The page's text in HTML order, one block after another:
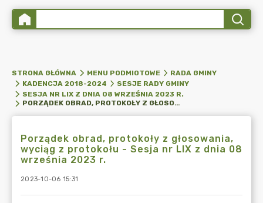
STRONA GŁÓWNA MENU PODMIOTOWE
RADA GMINY
KADENCJA 2018-2024
SESJE RADY GMINY
SESJA NR LIX Z DNIA 08 WRZEŚNIA 2023 R.
PORZĄDEK OBRAD, PROTOKOŁY Z GŁOSOWANIA, WYCIĄG Z PROTOKOŁU - SESJA NR LIX Z DNIA 08 WRZEŚNIA 2023 R.
Porządek obrad, protokoły z głosowania,
wyciąg z protokołu - Sesja nr LIX z dnia 08
września 2023 r.
2023-10-06 15:31